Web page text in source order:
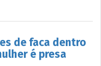
de faca dentro
é presa